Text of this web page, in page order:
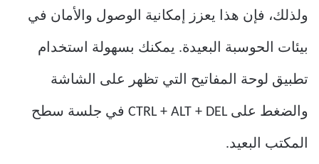
ولذلك، فإن هذا يعزز إمكانية الوصول والأمان في
بيئات الحوسبة البعيدة. يمكنك بسهولة استخدام
تطبيق لوحة المفاتيح التي تظهر على الشاشة
والضغط على CTRL + ALT + DEL في جلسة سطح
المكتب البعيد.